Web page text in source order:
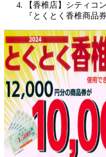
【香椎店】シティコ
『とくとく香椎商品